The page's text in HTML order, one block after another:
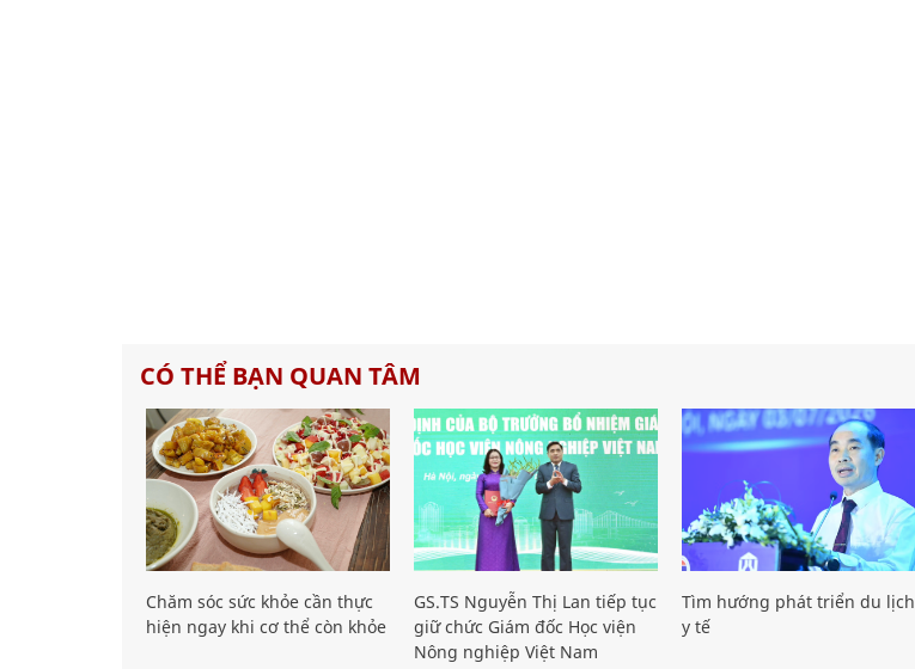
CÓ THỂ BẠN QUAN TÂM
Chăm sóc sức khỏe cần thực
hiện ngay khi cơ thể còn khỏe
GS.TS Nguyễn Thị Lan tiếp tục
giữ chức Giám đốc Học viện
Nông nghiệp Việt Nam
Tìm hướng phát triển du lịch
y tế